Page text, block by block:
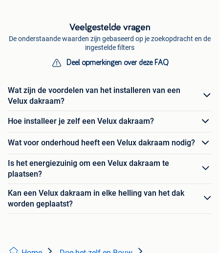
Veelgestelde vragen
De onderstaande waarden zijn gebaseerd op je zoekopdracht en de
ingestelde filters
Deel opmerkingen over deze FAQ
Wat zijn de voordelen van het installeren van een
Velux dakraam?
Hoe installeer je zelf een Velux dakraam?
Wat voor onderhoud heeft een Velux dakraam nodig?
Is het energiezuinig om een Velux dakraam te
plaatsen?
Kan een Velux dakraam in elke helling van het dak
worden geplaatst?